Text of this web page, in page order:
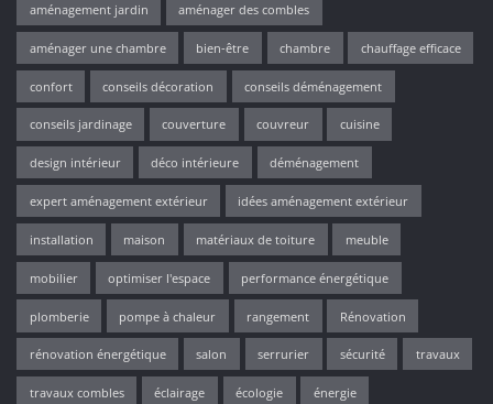
aménagement jardin aménager des combles
aménager une chambre bien-être chambre chauffage efficace
confort conseils décoration conseils déménagement
conseils jardinage couverture couvreur cuisine
design intérieur déco intérieure déménagement
expert aménagement extérieur idées aménagement extérieur
installation maison matériaux de toiture meuble
mobilier optimiser l'espace performance énergétique
plomberie pompe à chaleur rangement Rénovation
rénovation énergétique salon serrurier sécurité travaux
travaux combles éclairage écologie énergie